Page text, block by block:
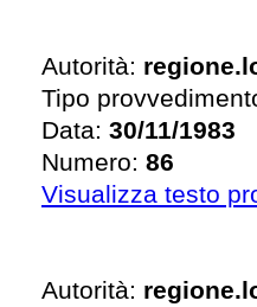
Autorità:
Tipo
Data: 30/11/1983
Numero: 86
Visualizza testo
Autorità: